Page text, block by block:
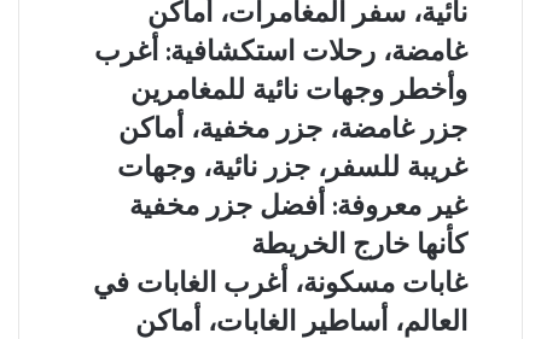
مذهلة
لحضارات
قديمة
مخفية
تحت
الشمس
أماكن
خطيرة
للسفر:
أفضل
مغامرات
مذهلة
لعشاق
التحدي
في
العالم،
وجهات
نائية،
المغامرات،
أماكن
غامضة،
رحلات
استكشافية:
أغرب
وأخطر
وجهات
نائية، سفر المغامرات، أماكن
غامضة، رحلات استكشافية: أغرب
وأخطر وجهات نائية للمغامرين
غامضة،
جزر
مخفية،
أماكن
غريبة
للسفر،
جزر
نائية،
جزر غامضة، جزر مخفية، أماكن
غريبة للسفر، جزر نائية، وجهات
غير معروفة: أفضل جزر مخفية
كأنها خارج الخريطة
غابات
مسكونة،
أغرب
غابات مسكونة، أغرب الغابات في
العالم، أساطير الغابات، أماكن